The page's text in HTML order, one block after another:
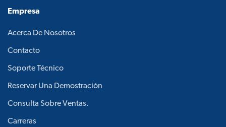
Empresa
Acerca De Nosotros
Contacto
Soporte Técnico
Reservar Una Demostración
Consulta Sobre Ventas.
Carreras